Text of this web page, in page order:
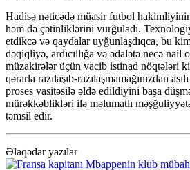
Hadisə nəticədə müasir futbol
həm də çətinliklərini vurğuladı.
etdikcə və qaydalar uyğunlaşdıqca, bu
dəqiqliyə, ardıcıllığa və ədalətə necə nail
müzakirələr üçün vacib istinad nöqtələri
qərarla razılaşıb-razılaşmamağınızdan
proses vasitəsilə əldə edildiyini başa
mürəkkəblikləri ilə məlumatlı
təmsil edir.
Əlaqədar yazılar